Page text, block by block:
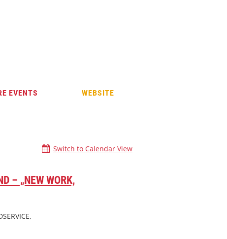
EVENTS WEBSITE
Switch to Calendar View
– „NEW WORK,